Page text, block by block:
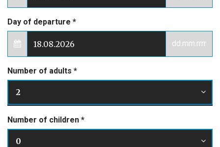
Day of departure *
dd.mm.rrrr
Number of adults *
2
Number of children *
0